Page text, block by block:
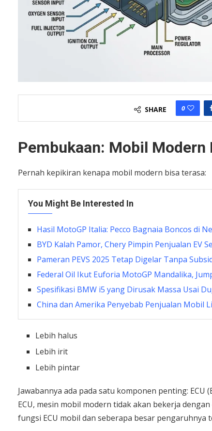
SHARE 0
Pembukaan: Mobil Modern
Pernah kepikiran kenapa mobil modern bisa terasa:
You Might Be Interested In
Hasil MotoGP Italia: Pecco Bagnaia Boncos di
BYD Kalah Pamor, Chery Pimpin Penjualan EV
Pameran PEVS 2025 Tetap Digelar Tanpa
Federal Oil Ikut Euforia MotoGP Mandalika,
Spesifikasi BMW i5 yang Dirusak Massa Usai
China dan Amerika Penyebab Penjualan Mobil
Lebih halus
Lebih irit
Lebih pintar
Jawabannya ada pada satu komponen penting:
ECU, mesin mobil modern tidak akan bekerja
fungsi ECU mobil dan seberapa besar